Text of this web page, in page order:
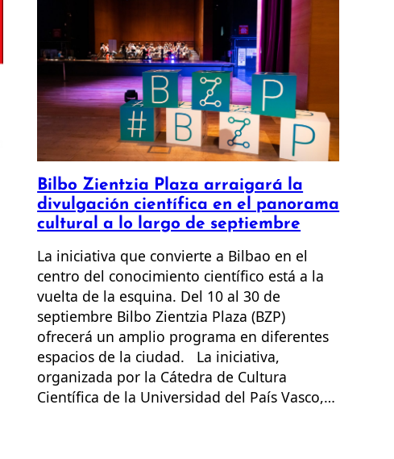
Bilbo Zientzia Plaza arraigará la
divulgación científica en el panorama
cultural a lo largo de septiembre
La iniciativa que convierte a Bilbao en el
centro del conocimiento científico está a la
vuelta de la esquina. Del 10 al 30 de
septiembre Bilbo Zientzia Plaza (BZP)
ofrecerá un amplio programa en diferentes
espacios de la ciudad. La iniciativa,
organizada por la Cátedra de Cultura
Científica de la Universidad del País Vasco,…